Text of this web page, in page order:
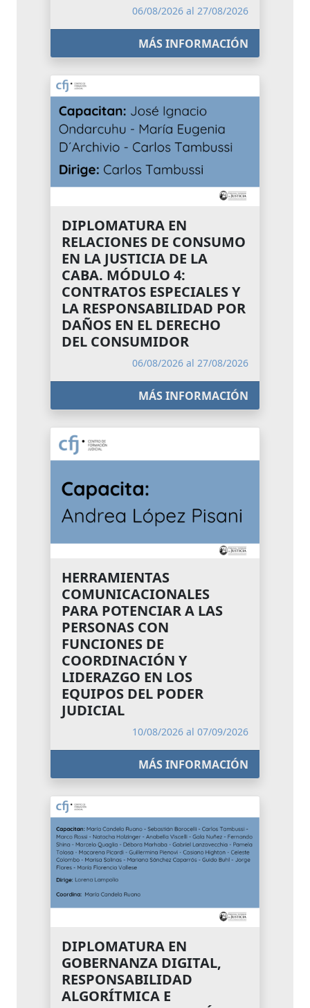
06/08/2026 al 27/08/2026
MÁS INFORMACIÓN
DIPLOMATURA EN
RELACIONES DE CONSUMO
EN LA JUSTICIA DE LA
CABA. MÓDULO 4:
CONTRATOS ESPECIALES Y
LA RESPONSABILIDAD POR
DAÑOS EN EL DERECHO
DEL CONSUMIDOR
06/08/2026 al 27/08/2026
MÁS INFORMACIÓN
HERRAMIENTAS
COMUNICACIONALES
PARA POTENCIAR A LAS
PERSONAS CON
FUNCIONES DE
COORDINACIÓN Y
LIDERAZGO EN LOS
EQUIPOS DEL PODER
JUDICIAL
10/08/2026 al 07/09/2026
MÁS INFORMACIÓN
DIPLOMATURA EN
GOBERNANZA DIGITAL,
RESPONSABILIDAD
ALGORÍTMICA E